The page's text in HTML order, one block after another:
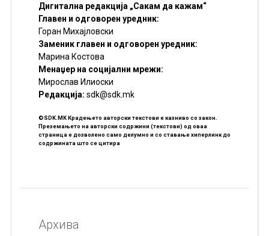
Дигитална редакција „Сакам да кажам“
Главен и одговорен уредник:
Горан Михајловски
Заменик главен и одговорен уредник:
Марина Костова
Менаџер на социјални мрежи:
Мирослав Илиоски
Редакцијa: sdk@sdk.mk
©SDK.MK Крадењето авторски текстови е казниво со закон.
Преземањето на авторски содржини (текстови) од оваа
страница е дозволено само делумно и со ставање хиперлинк до
содржината што се цитира
Архива